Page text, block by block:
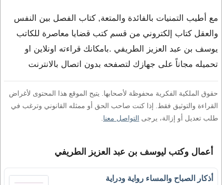
مع أطيب التمنيات بالفائدة والمتعة, كتاب الفصل بين النفس
والعقل كتاب إلكتروني من قسم كتب قضايا معاصرة للكاتب
يوسف بن عبد العزيز الطريفي .بامكانك قراءته اونلاين او
تحميله مجاناً على جهازك لتصفحه بدون اتصال بالانترنت
حقوق الملكية الفكرية محفوظة لأصحابها. يتيح الموقع هذا المحتوى لأغراض
القراءة والتوثيق فقط. إذا كنت صاحب الحق أو ممثله القانوني وترغب في
طلب تعديل أو إزالة، يرجى التواصل معنا
أعمال وكتب ليوسف بن عبد العزيز الطريفي
أذكار الصباح والمساء رواية ودراية